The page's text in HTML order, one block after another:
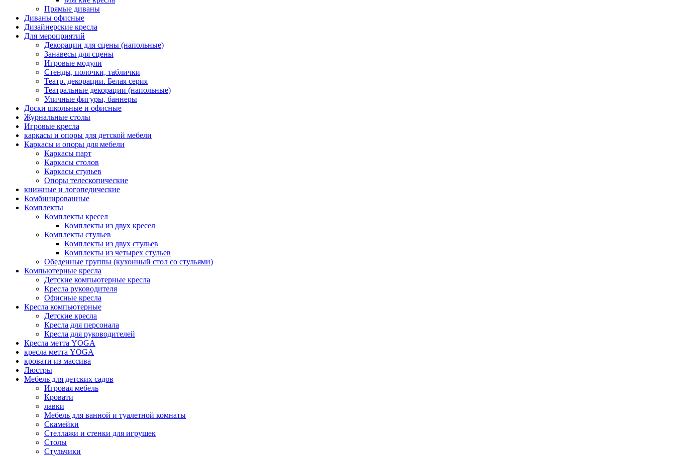
Прямые диваны
Диваны офисные
Дизайнерские кресла
Для мероприятий
Декорации для сцены (напольные)
Занавесы для сцены
Игровые модули
Стенды, полочки, таблички
Театр. декорации. Белая серия
Театральные декорации (напольные)
Уличные фигуры, баннеры
Доски школьные и офисные
Журнальные столы
Игровые кресла
каркасы и опоры для детской мебели
Каркасы и опоры для мебели
Каркасы парт
Каркасы столов
Каркасы стульев
Опоры телескопические
книжные и логопедические
Комбинированные
Комплекты
Комплекты кресел
Комплекты из двух кресел
Комплекты стульев
Комплекты из двух стульев
Комплекты из четырех стульев
Обеденные группы (кухонный стол со стульями)
Компьютерные кресла
Детские компьютерные кресла
Кресла руководителя
Офисные кресла
Кресла компьютерные
Детские кресла
Кресла для персонала
Кресла для руководителей
Кресла метта YOGA
кресла метта YOGA
кровати из массива
Люстры
Мебель для детских садов
Игровая мебель
Кровати
лавки
Мебель для ванной и туалетной комнаты
Скамейки
Стеллажи и стенки для игрушек
Столы
Стульчики